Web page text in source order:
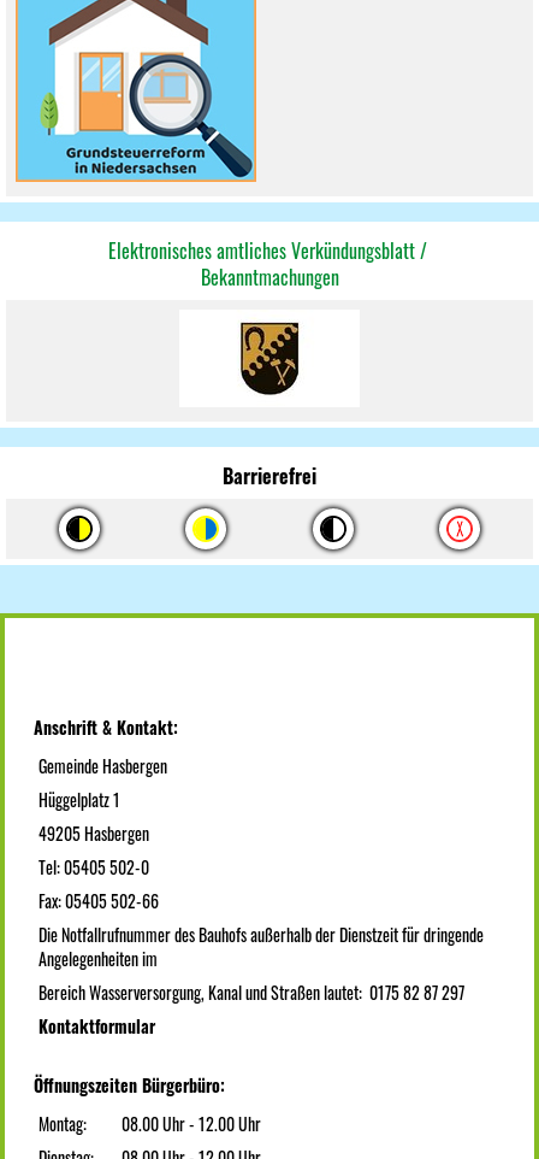
Elektronisches amtliches Verkündungsblatt /
Bekanntmachungen
Barrierefrei
Anschrift & Kontakt:
Gemeinde Hasbergen
Hüggelplatz 1
49205 Hasbergen
Tel: 05405 502-0
Fax: 05405 502-66
Die Notfallrufnummer des Bauhofs außerhalb der Dienstzeit für dringende
Angelegenheiten im
Bereich Wasserversorgung, Kanal und Straßen lautet: 0175 82 87 297
Kontaktformular
Öffnungszeiten Bürgerbüro:
Montag:
08.00 Uhr - 12.00 Uhr